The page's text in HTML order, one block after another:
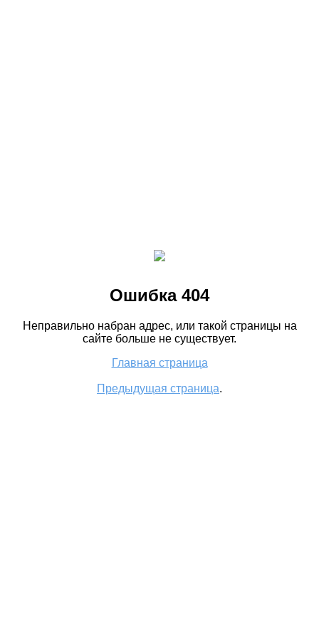
Ошибка 404
Неправильно набран адрес, или такой страницы на
сайте больше не существует.
Главная страница
Предыдущая страница.